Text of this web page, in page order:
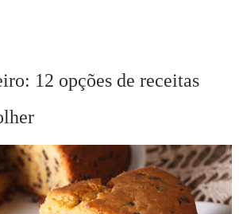
12 opções de receitas